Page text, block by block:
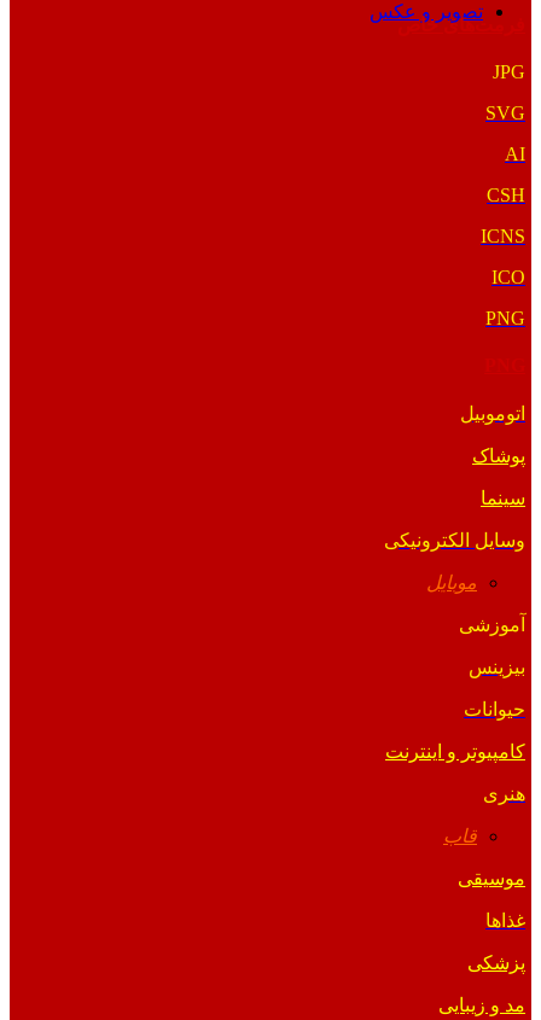
تصویر و عکس
فرمت‌های خاص
JPG
SVG
AI
CSH
ICNS
ICO
PNG
اتوموبیل
پوشاک
سینما
وسایل الکترونیکی
موبایل
آموزشی
بیزینس
حیوانات
کامپیوتر و اینترنت
هنری
قاب
موسیقی
غذاها
پزشکی
مد و زیبایی